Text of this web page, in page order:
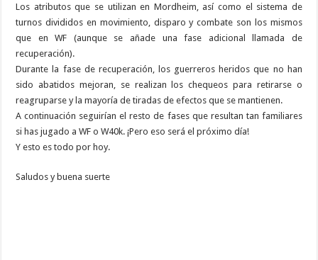
Los atributos que se utilizan en Mordheim, así como el sistema de
turnos divididos en movimiento, disparo y combate son los mismos
que en WF (aunque se añade una fase adicional llamada de
recuperación).
Durante la fase de recuperación, los guerreros heridos que no han
sido abatidos mejoran, se realizan los chequeos para retirarse o
reagruparse y la mayoría de tiradas de efectos que se mantienen.
A continuación seguirían el resto de fases que resultan tan familiares
si has jugado a WF o W40k. ¡Pero eso será el próximo día!
Y esto es todo por hoy.
Saludos y buena suerte